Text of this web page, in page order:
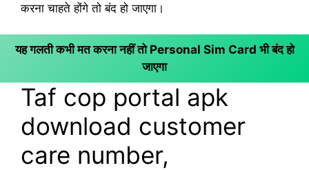
करना चाहते होंगे तो बंद हो जाएगा।
यह गलती कभी मत करना नहीं तो Personal Sim Card भी बंद हो
जाएगा
Taf cop portal apk
download customer
care number,